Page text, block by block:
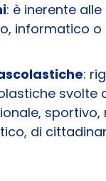
: è inerente
informatico o
:
svolte
sportivo,
di